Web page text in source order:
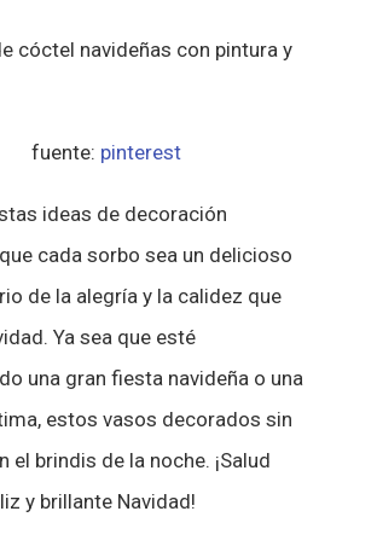
fuente: pinterest
ideas de decoración
cada sorbo sea un delicioso
de la alegría y la calidez que
Ya sea que esté
una gran fiesta navideña o una
estos vasos decorados sin
el brindis de la noche. ¡Salud
y brillante Navidad!